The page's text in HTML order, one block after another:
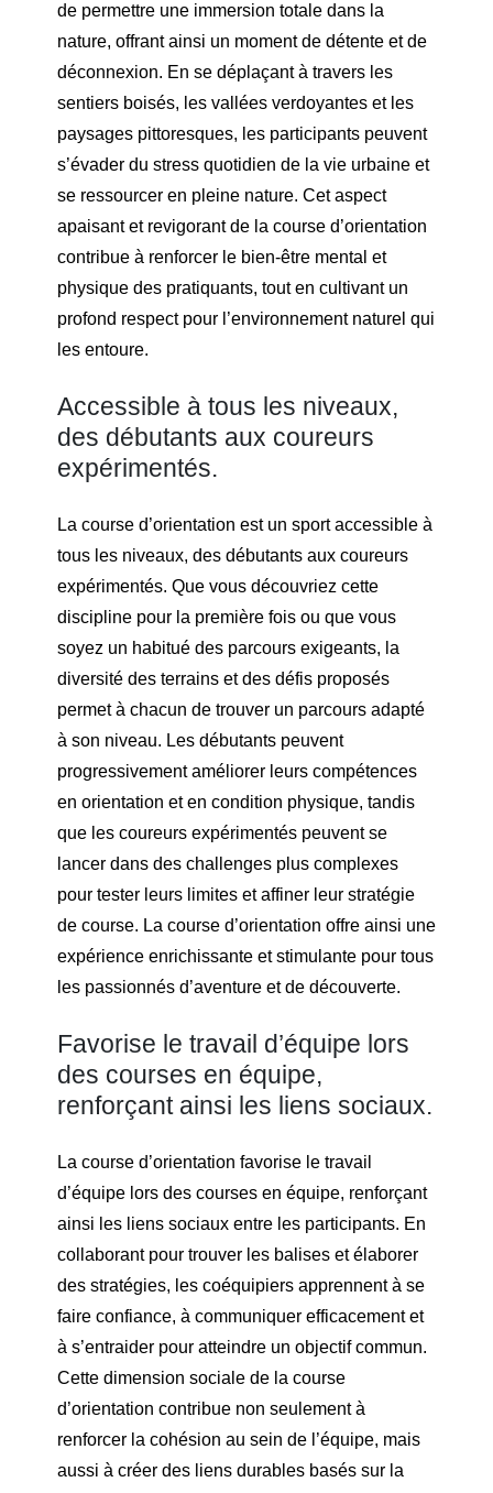
de permettre une immersion totale dans la
nature, offrant ainsi un moment de détente et de
déconnexion. En se déplaçant à travers les
sentiers boisés, les vallées verdoyantes et les
paysages pittoresques, les participants peuvent
s’évader du stress quotidien de la vie urbaine et
se ressourcer en pleine nature. Cet aspect
apaisant et revigorant de la course d’orientation
contribue à renforcer le bien-être mental et
physique des pratiquants, tout en cultivant un
profond respect pour l’environnement naturel qui
les entoure.
Accessible à tous les niveaux,
des débutants aux coureurs
expérimentés.
La course d’orientation est un sport accessible à
tous les niveaux, des débutants aux coureurs
expérimentés. Que vous découvriez cette
discipline pour la première fois ou que vous
soyez un habitué des parcours exigeants, la
diversité des terrains et des défis proposés
permet à chacun de trouver un parcours adapté
à son niveau. Les débutants peuvent
progressivement améliorer leurs compétences
en orientation et en condition physique, tandis
que les coureurs expérimentés peuvent se
lancer dans des challenges plus complexes
pour tester leurs limites et affiner leur stratégie
de course. La course d’orientation offre ainsi une
expérience enrichissante et stimulante pour tous
les passionnés d’aventure et de découverte.
Favorise le travail d’équipe lors
des courses en équipe,
renforçant ainsi les liens sociaux.
La course d’orientation favorise le travail
d’équipe lors des courses en équipe, renforçant
ainsi les liens sociaux entre les participants. En
collaborant pour trouver les balises et élaborer
des stratégies, les coéquipiers apprennent à se
faire confiance, à communiquer efficacement et
à s’entraider pour atteindre un objectif commun.
Cette dimension sociale de la course
d’orientation contribue non seulement à
renforcer la cohésion au sein de l’équipe, mais
aussi à créer des liens durables basés sur la